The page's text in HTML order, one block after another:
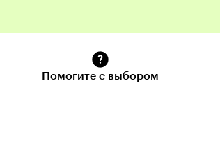
Помогите с выбором